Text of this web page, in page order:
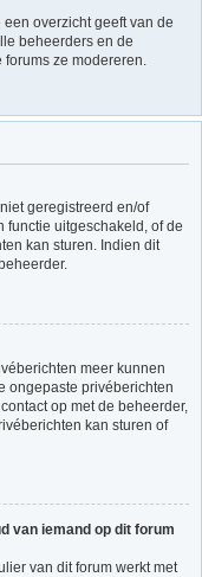
overzicht geeft van de
beheerders en de
ze modereren.
geregistreerd en/of
functie uitgeschakeld, of de
kan sturen. Indien dit
meer kunnen
ongepaste privéberichten
op met de beheerder,
kan sturen of
van iemand op dit forum
van dit forum werkt met